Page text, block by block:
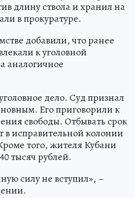
длину ствола и хранил на
в прокуратуре.
добавили, что ранее
к уголовной
аналогичное
дело. Суд признал
Его приговорили к
свободы. Отбывать срок
в исправительной колонии
того, жителя Кубани
тысяч рублей.
силу не вступил», –